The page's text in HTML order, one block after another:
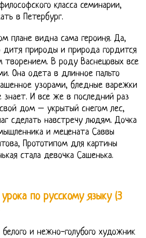
класса семинарии,
в Петербург.
плане видна сама героиня. Да,
дитя природы и природа гордится
творением. В роду Васнецовых все
Она одета в длинное пальто
узорами, бледные варежки
знает. И все же в последний раз
дом – укрытый снегом лес,
сделать навстречу людям. Дочка
и мецената Саввы
Прототипом для картины
стала девочка Сашенька.
по русскому языку (3
и нежно-голубого художник